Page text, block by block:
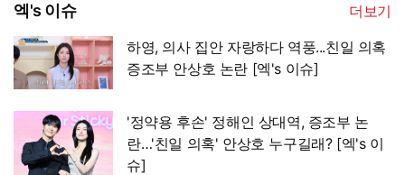
엑's 이슈
더보기
하영, 의사 집안 자랑하다 역풍...친일 의혹
증조부 안상호 논란 [엑's 이슈]
'정약용 후손' 정해인 상대역, 증조부 논
란…'친일 의혹' 안상호 누구길래? [엑's 이
슈]